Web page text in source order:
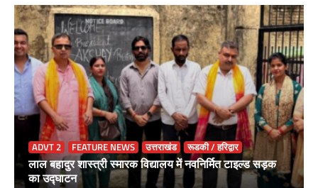
ADVT 2 FEATURE NEWS उत्तराखंड रूडकी / हरिद्वार
लाल बहादुर शास्त्री स्मारक विद्यालय में नवनिर्मित टाइल्ड सड़क
का उद्घाटन